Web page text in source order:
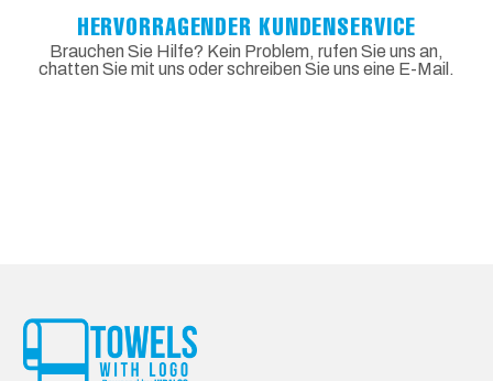
HERVORRAGENDER KUNDENSERVICE
Brauchen Sie Hilfe? Kein Problem, rufen Sie uns an,
chatten Sie mit uns oder schreiben Sie uns eine E-Mail.